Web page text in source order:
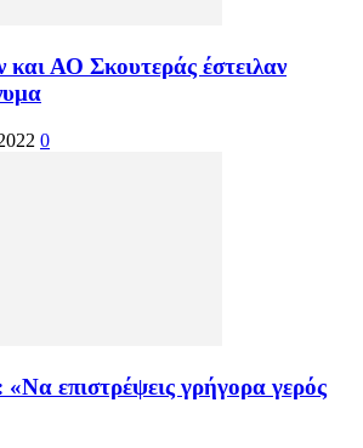
ΑΟ Σκουτεράς έστειλαν
0
επιστρέψεις γρήγορα γερός